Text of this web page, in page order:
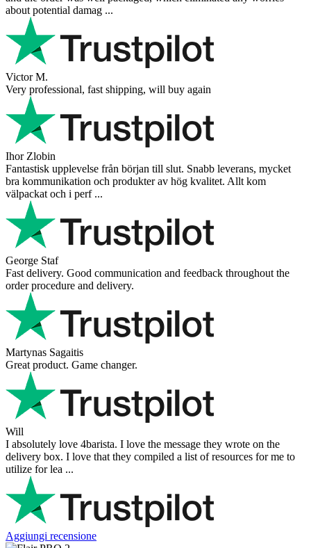
about potential damag ...
Victor M.
Very professional, fast shipping, will buy again
Ihor Zlobin
Fantastisk upplevelse från början till slut. Snabb leverans, mycket
bra kommunikation och produkter av hög kvalitet. Allt kom
välpackat och i perf ...
George Staf
Fast delivery. Good communication and feedback throughout the
order procedure and delivery.
Martynas Sagaitis
Great product. Game changer.
Will
I absolutely love 4barista. I love the message they wrote on the
delivery box. I love that they compiled a list of resources for me to
utilize for lea ...
Aggiungi recensione